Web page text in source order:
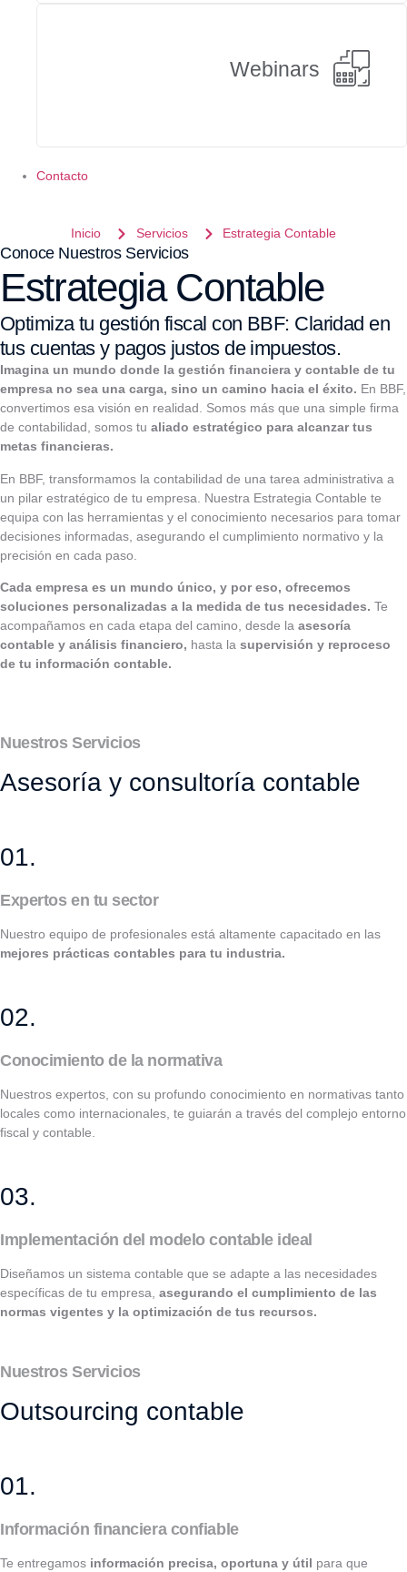
Webinars
Contacto
Inicio Servicios Estrategia Contable
Conoce Nuestros Servicios
Estrategia Contable
Optimiza tu gestión fiscal con BBF: Claridad en
tus cuentas y pagos justos de impuestos.
Imagina un mundo donde la gestión financiera y contable de tu
empresa no sea una carga, sino un camino hacia el éxito. En BBF,
convertimos esa visión en realidad. Somos más que una simple firma
de contabilidad, somos tu aliado estratégico para alcanzar tus
metas financieras.
En BBF, transformamos la contabilidad de una tarea administrativa a
un pilar estratégico de tu empresa. Nuestra Estrategia Contable te
equipa con las herramientas y el conocimiento necesarios para tomar
decisiones informadas, asegurando el cumplimiento normativo y la
precisión en cada paso.
Cada empresa es un mundo único, y por eso, ofrecemos
soluciones personalizadas a la medida de tus necesidades. Te
acompañamos en cada etapa del camino, desde la asesoría
contable y análisis financiero, hasta la supervisión y reproceso
de tu información contable.
Nuestros Servicios
Asesoría y consultoría contable
01.
Expertos en tu sector
Nuestro equipo de profesionales está altamente capacitado en las
mejores prácticas contables para tu industria.
02.
Conocimiento de la normativa
Nuestros expertos, con su profundo conocimiento en normativas tanto
locales como internacionales, te guiarán a través del complejo entorno
fiscal y contable.
03.
Implementación del modelo contable ideal
Diseñamos un sistema contable que se adapte a las necesidades
específicas de tu empresa, asegurando el cumplimiento de las
normas vigentes y la optimización de tus recursos.
Nuestros Servicios
Outsourcing contable
01.
Información financiera confiable
Te entregamos información precisa, oportuna y útil para que